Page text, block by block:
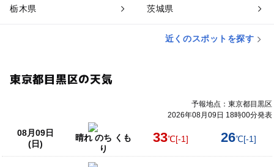
栃木県 茨城県
近くのスポットを探す
東京都目黒区の天気
予報地点：東京都目黒区
2026年08月09日 18時00分発表
08月09日
(日)
晴れ のち くも
り
33℃[-1] 26℃[-1]